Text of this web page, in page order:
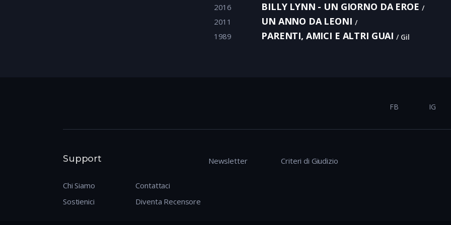
2016 BILLY LYNN - UN GIORNO DA EROE
2011 UN ANNO DA LEONI
1989 PARENTI, AMICI E ALTRI GUAI Gil
FB IG
Support
Chi Siamo
Sostienici
Contattaci
Diventa Recensore
Newsletter Criteri di Giudizio